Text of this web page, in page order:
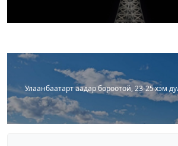
Улаанбаатарт аадар бороотой, 23-25 хэм